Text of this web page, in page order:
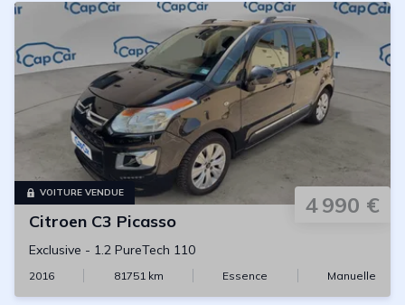
VOITURE VENDUE 4 990 €
Citroen C3 Picasso
Exclusive - 1.2 PureTech 110
2016 81751km Essence Manuelle